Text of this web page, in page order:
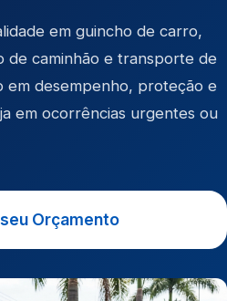
em guincho de carro,
de caminhão e transporte de
em desempenho, proteção e
em ocorrências urgentes ou
Orçamento